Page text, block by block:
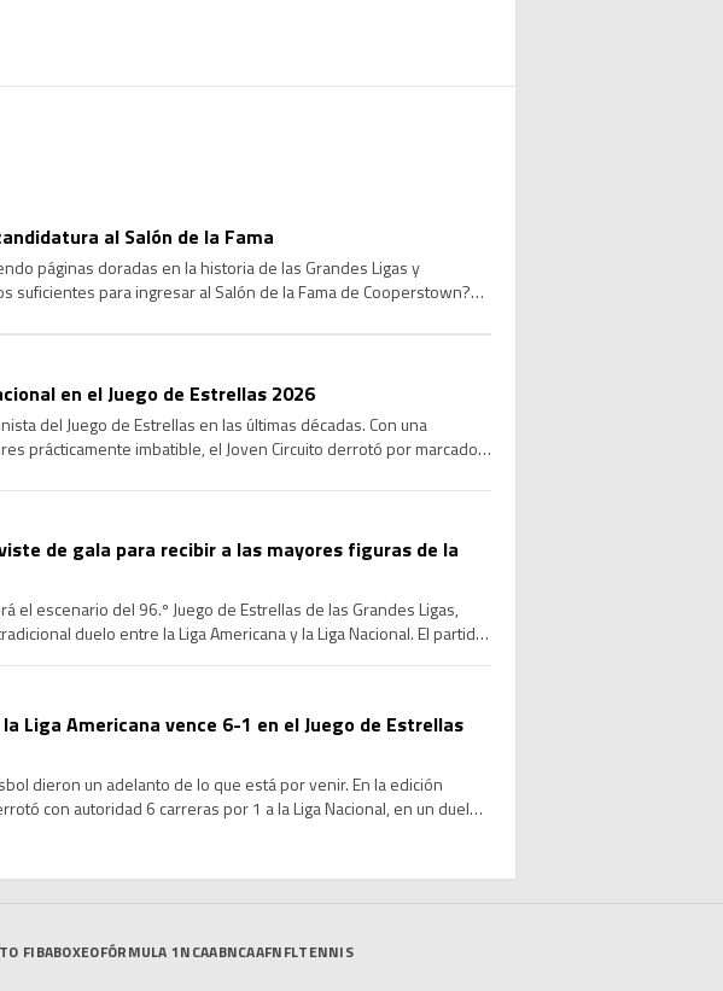
al Salón de la Fama
páginas doradas en la historia de las Grandes Ligas y
suficientes para ingresar al Salón de la Fama de Cooperstown?
en el Juego de Estrellas 2026
del Juego de Estrellas en las últimas décadas. Con una
prácticamente imbatible, el Joven Circuito derrotó por marcador
de gala para recibir a las mayores figuras de la
el escenario del 96.º Juego de Estrellas de las Grandes Ligas,
duelo entre la Liga Americana y la Liga Nacional. El partido
Liga Americana vence 6-1 en el Juego de Estrellas
dieron un adelanto de lo que está por venir. En la edición
con autoridad 6 carreras por 1 a la Liga Nacional, en un duelo
FIBABOXEOFÓRMULA 1NCAABNCAAFNFLTENNIS